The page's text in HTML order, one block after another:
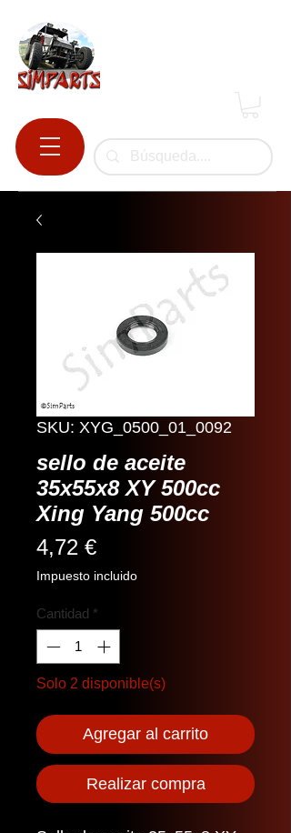
SKU: XYG_0500_01_0092
sello de aceite
35x55x8 XY 500cc
Xing Yang 500cc
4,72 €Precio
Impuesto incluido
Cantidad *
Solo 2 disponible(s)
Agregar al carrito
Realizar compra